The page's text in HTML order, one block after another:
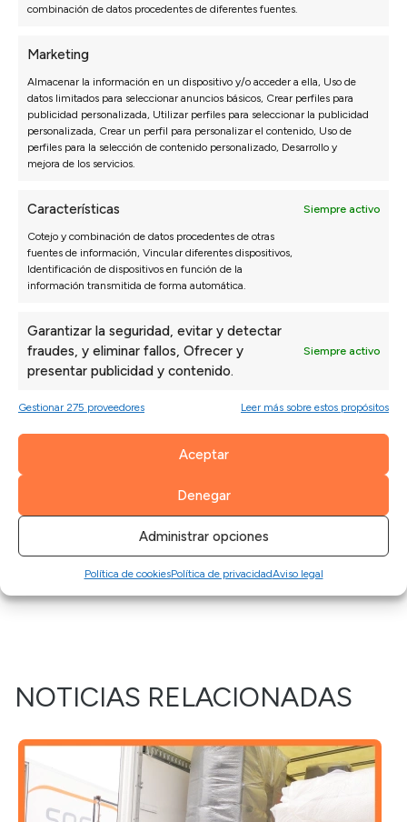
combinación de datos procedentes de diferentes fuentes.
Marketing
Almacenar la información en un dispositivo y/o acceder a ella, Uso de
datos limitados para seleccionar anuncios básicos, Crear perfiles para
publicidad personalizada, Utilizar perfiles para seleccionar la publicidad
personalizada, Crear un perfil para personalizar el contenido, Uso de
perfiles para la selección de contenido personalizado, Desarrollo y
mejora de los servicios.
Características Siempre activo
Cotejo y combinación de datos procedentes de otras
fuentes de información, Vincular diferentes dispositivos,
Identificación de dispositivos en función de la
información transmitida de forma automática.
Garantizar la seguridad, evitar y detectar
fraudes, y eliminar fallos, Ofrecer y
presentar publicidad y contenido.
Siempre activo
Gestionar 275 proveedores Leer más sobre estos propósitos
Aceptar
Denegar
Administrar opciones
Política de cookiesPolítica de privacidadAviso legal
productos de altísima calidad, personalizados y
máximo confort y durabilidad para nuestros
clientes.
Opiniones de nuestros clientes
Sofás Valencia
Basado en3128 opiniones
Ver más opiniones
Isabel N. 27/07/2026
*** nos recomendó una configuración que al
de
NOTICIAS RELACIONADAS